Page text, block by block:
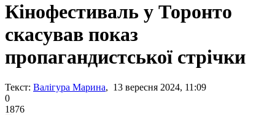
Кінофестиваль у Торонто
скасував показ
пропагандистської стрічки
Текст: Валігура Марина, 13 вересня 2024, 11:09
0
1876